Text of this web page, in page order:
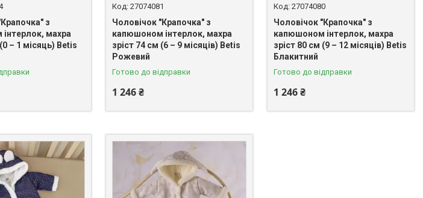
з
махра
– 1 місяць) Betis
27074081
Чоловічок "Крапочка" з
капюшоном інтерлок, махра
зріст 74 см (6 – 9 місяців) Betis
Рожевий
Готово до відправки
1 246 ₴
27074080
Чоловічок "Крапочка" з
капюшоном інтерлок, махра
зріст 80 см (9 – 12 місяців) Betis
Блакитний
Готово до відправки
1 246 ₴